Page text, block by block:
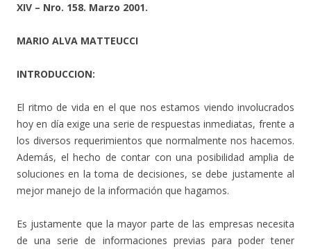
XIV – Nro. 158. Marzo 2001.
MARIO ALVA MATTEUCCI
INTRODUCCION:
El ritmo de vida en el que nos estamos viendo involucrados
hoy en día exige una serie de respuestas inmediatas, frente a
los diversos requerimientos que normalmente nos hacemos.
Además, el hecho de contar con una posibilidad amplia de
soluciones en la toma de decisiones, se debe justamente al
mejor manejo de la información que hagamos.
Es justamente que la mayor parte de las empresas necesita
de una serie de informaciones previas para poder tener